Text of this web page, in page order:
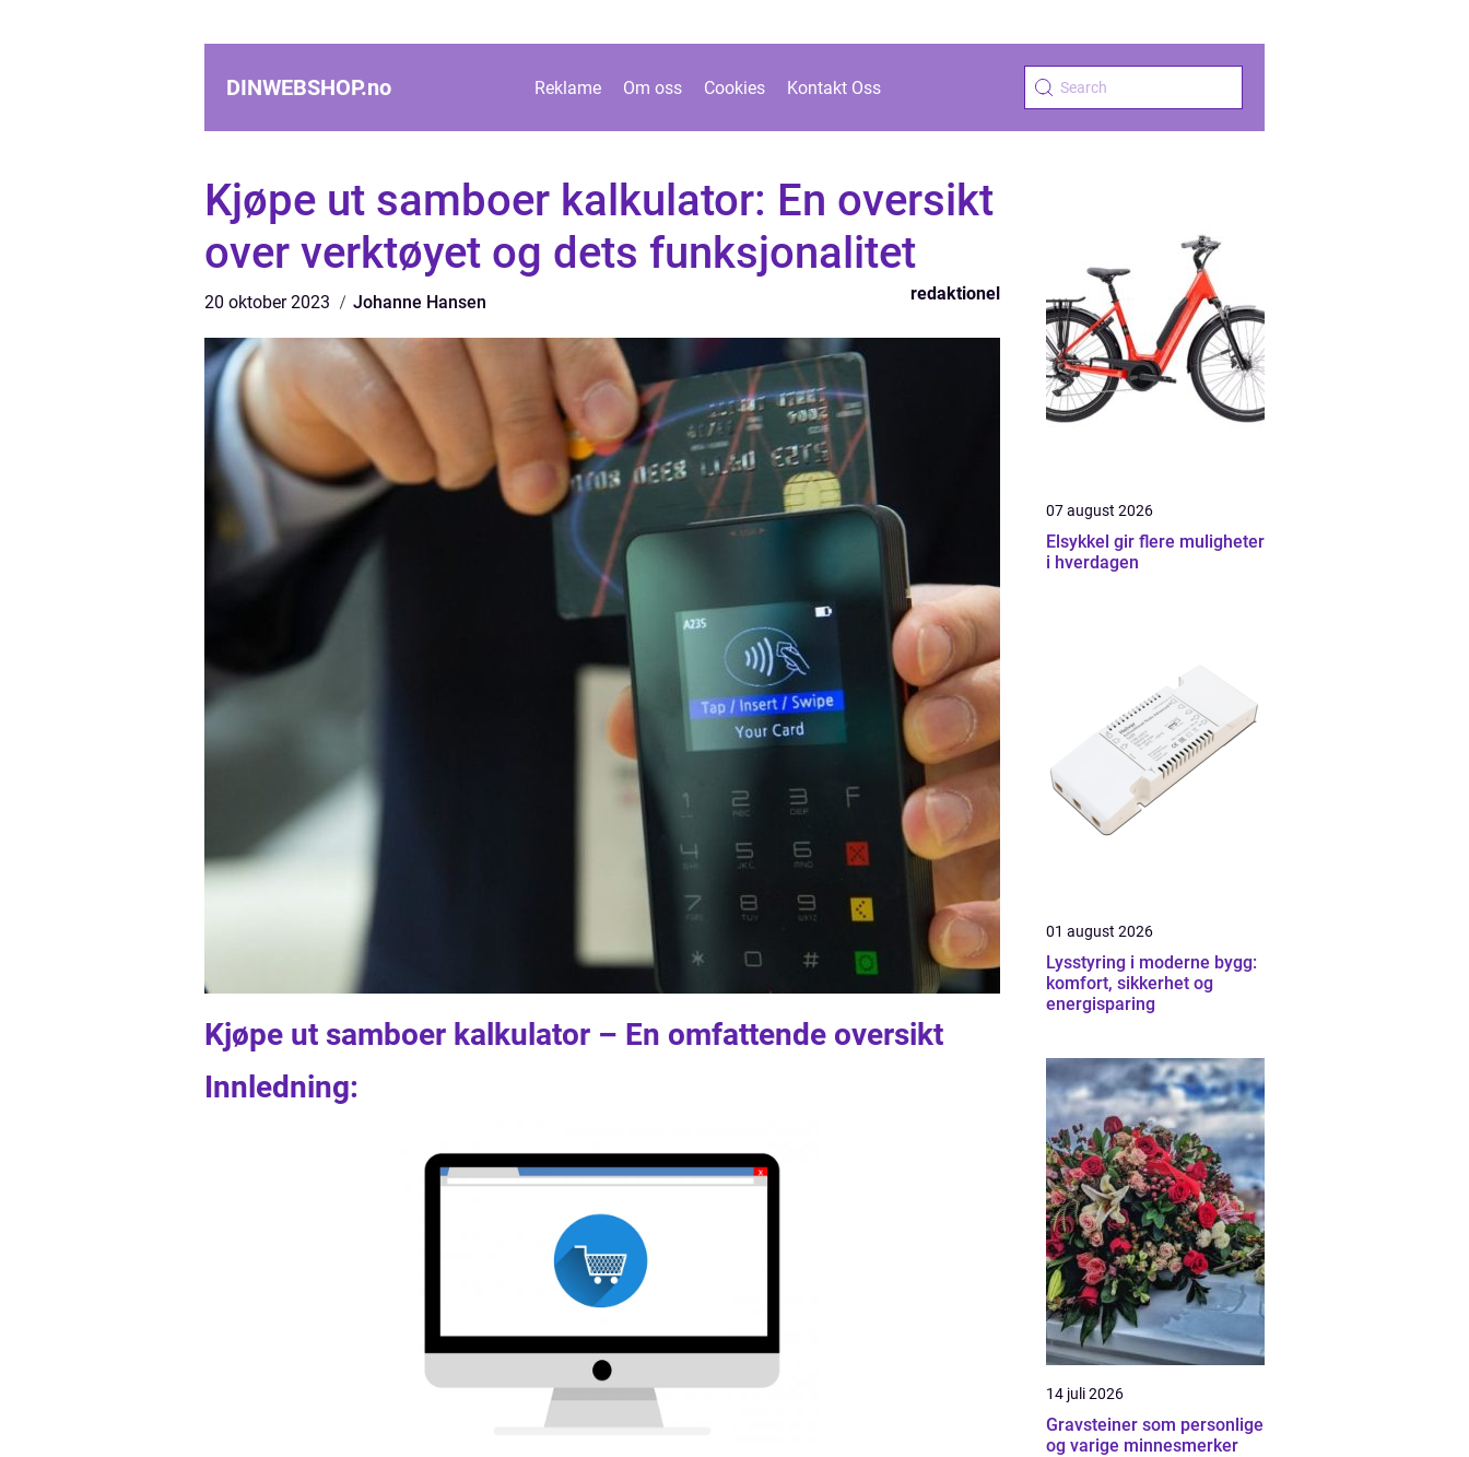
DINWEBSHOP.no Reklame Om oss Cookies Kontakt Oss
Kjøpe ut samboer kalkulator: En oversikt
over verktøyet og dets funksjonalitet
20 oktober 2023 Johanne Hansen redaktionel
Kjøpe ut samboer kalkulator – En omfattende oversikt
Innledning:
07 august 2026
Elsykkel gir flere muligheter
i hverdagen
01 august 2026
Lysstyring i moderne bygg:
komfort, sikkerhet og
energisparing
14 juli 2026
Gravsteiner som personlige
og varige minnesmerker